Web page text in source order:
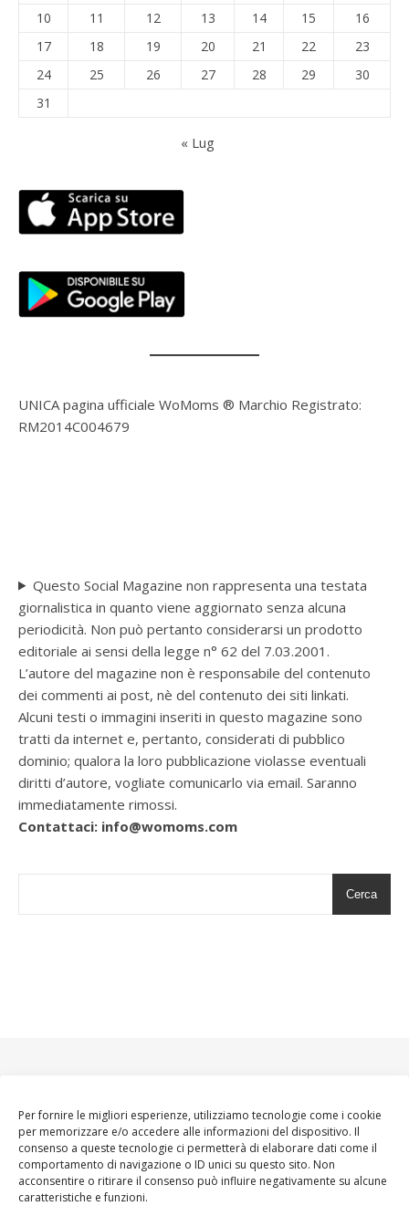
Per fornire le migliori esperienze, utilizziamo tecnologie come i cookie
per memorizzare e/o accedere alle informazioni del dispositivo. Il
consenso a queste tecnologie ci permetterà di elaborare dati come il
comportamento di navigazione o ID unici su questo sito. Non
acconsentire o ritirare il consenso può influire negativamente su alcune
caratteristiche e funzioni.
10
11 12 13 14 15
16
17
18 19 20 21 22
23
24
25 26 27 28 29
30
31
« Lug
UNICA pagina ufficiale WoMoms ® Marchio Registrato:
RM2014C004679
Questo Social Magazine non rappresenta una testata
giornalistica in quanto viene aggiornato senza alcuna
periodicità. Non può pertanto considerarsi un prodotto
editoriale ai sensi della legge n° 62 del 7.03.2001.
L’autore del magazine non è responsabile del contenuto
dei commenti ai post, nè del contenuto dei siti linkati.
Alcuni testi o immagini inseriti in questo magazine sono
tratti da internet e, pertanto, considerati di pubblico
dominio; qualora la loro pubblicazione violasse eventuali
diritti d’autore, vogliate comunicarlo via email. Saranno
immediatamente rimossi.
Contattaci: info@womoms.com
Cerca